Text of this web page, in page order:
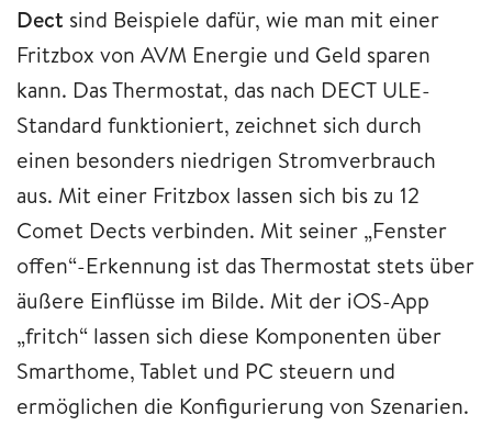
Dect sind Beispiele dafür, wie man mit einer
Fritzbox von AVM Energie und Geld sparen
kann. Das Thermostat, das nach DECT ULE-
Standard funktioniert, zeichnet sich durch
einen besonders niedrigen Stromverbrauch
aus. Mit einer Fritzbox lassen sich bis zu 12
Comet Dects verbinden. Mit seiner „Fenster
offen“-Erkennung ist das Thermostat stets über
äußere Einflüsse im Bilde. Mit der iOS-App
„fritch“ lassen sich diese Komponenten über
Smarthome, Tablet und PC steuern und
ermöglichen die Konfigurierung von Szenarien.